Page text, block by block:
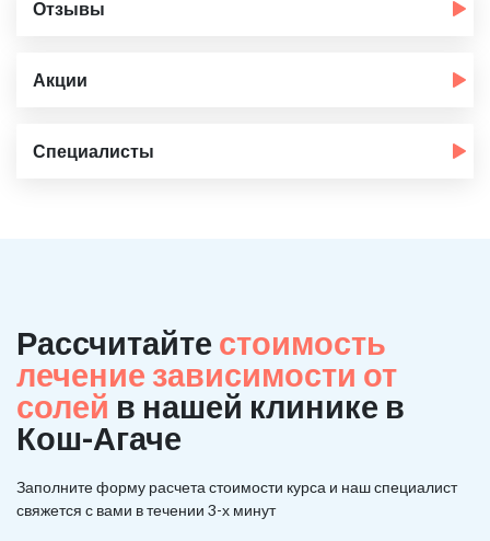
Отзывы
Акции
Специалисты
Рассчитайте стоимость
лечение зависимости от
солей в нашей клинике в
Кош-Агаче
Заполните форму расчета стоимости курса и наш специалист
свяжется с вами в течении 3-х минут